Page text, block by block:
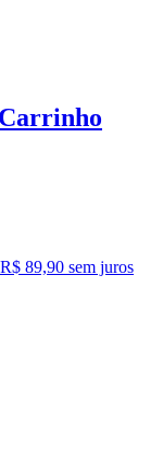
R$ 89,90 sem juros